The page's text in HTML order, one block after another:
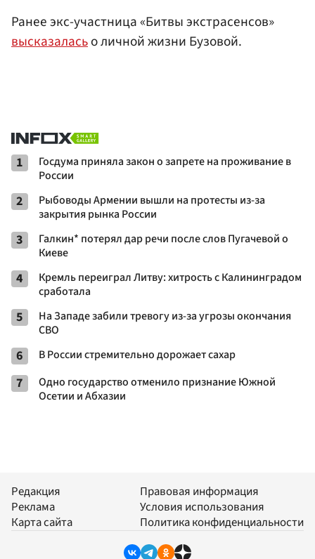
Ранее экс-участница «Битвы экстрасенсов»
высказаласьо личной жизни Бузовой.
1
Госдума приняла закон о запрете на проживание в
России
2
Рыбоводы Армении вышли на протесты из-за
закрытия рынка России
3
Галкин* потерял дар речи после слов Пугачевой о
Киеве
4
Кремль переиграл Литву: хитрость с Калининградом
сработала
5
На Западе забили тревогу из-за угрозы окончания
СВО
6 В России стремительно дорожает сахар
7
Одно государство отменило признание Южной
Осетии и Абхазии
Редакция
Реклама
Карта сайта
Правовая информация
Условия использования
Политика конфиденциальности